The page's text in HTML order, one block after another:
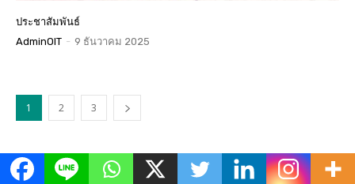
ประชาสัมพันธ์
AdminOIT - 9 ธันวาคม 2025
1 2 3
ข่าวเด่น All